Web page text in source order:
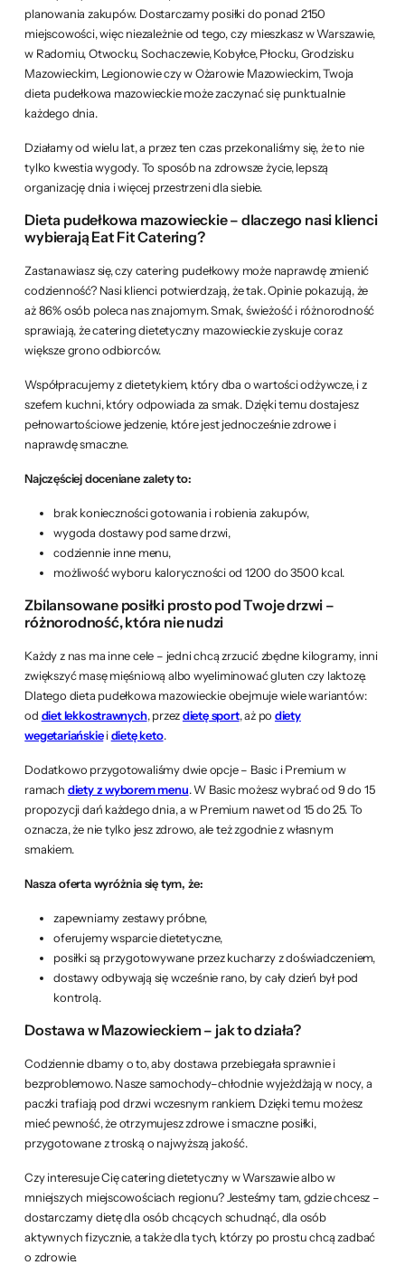
planowania zakupów. Dostarczamy posiłki do ponad 2150
miejscowości, więc niezależnie od tego, czy mieszkasz w Warszawie,
w Radomiu, Otwocku, Sochaczewie, Kobyłce, Płocku, Grodzisku
Mazowieckim, Legionowie czy w Ożarowie Mazowieckim, Twoja
dieta pudełkowa mazowieckie może zaczynać się punktualnie
każdego dnia.
Działamy od wielu lat, a przez ten czas przekonaliśmy się, że to nie
tylko kwestia wygody. To sposób na zdrowsze życie, lepszą
organizację dnia i więcej przestrzeni dla siebie.
Dieta pudełkowa mazowieckie – dlaczego nasi klienci
wybierają Eat Fit Catering?
Zastanawiasz się, czy catering pudełkowy może naprawdę zmienić
codzienność? Nasi klienci potwierdzają, że tak. Opinie pokazują, że
aż 86% osób poleca nas znajomym. Smak, świeżość i różnorodność
sprawiają, że catering dietetyczny mazowieckie zyskuje coraz
większe grono odbiorców.
Współpracujemy z dietetykiem, który dba o wartości odżywcze, i z
szefem kuchni, który odpowiada za smak. Dzięki temu dostajesz
pełnowartościowe jedzenie, które jest jednocześnie zdrowe i
naprawdę smaczne.
Najczęściej doceniane zalety to:
brak konieczności gotowania i robienia zakupów,
wygoda dostawy pod same drzwi,
codziennie inne menu,
możliwość wyboru kaloryczności od 1200 do 3500 kcal.
Zbilansowane posiłki prosto pod Twoje drzwi –
różnorodność, która nie nudzi
Każdy z nas ma inne cele – jedni chcą zrzucić zbędne kilogramy, inni
zwiększyć masę mięśniową albo wyeliminować gluten czy laktozę.
Dlatego dieta pudełkowa mazowieckie obejmuje wiele wariantów:
od diet lekkostrawnych, przezdietę sport, aż po diety
wegetariańskieidietę keto.
Dodatkowo przygotowaliśmy dwie opcje – Basic i Premium w
ramach diety z wyborem menu. W Basic możesz wybrać od 9 do 15
propozycji dań każdego dnia, a w Premium nawet od 15 do 25. To
oznacza, że nie tylko jesz zdrowo, ale też zgodnie z własnym
smakiem.
Nasza oferta wyróżnia się tym, że:
zapewniamy zestawy próbne,
oferujemy wsparcie dietetyczne,
posiłki są przygotowywane przez kucharzy z doświadczeniem,
dostawy odbywają się wcześnie rano, by cały dzień był pod
kontrolą.
Dostawa w Mazowieckiem – jak to działa?
Codziennie dbamy o to, aby dostawa przebiegała sprawnie i
bezproblemowo. Nasze samochody–chłodnie wyjeżdżają w nocy, a
paczki trafiają pod drzwi wczesnym rankiem. Dzięki temu możesz
mieć pewność, że otrzymujesz zdrowe i smaczne posiłki,
przygotowane z troską o najwyższą jakość.
Czy interesuje Cię catering dietetyczny w Warszawie albo w
mniejszych miejscowościach regionu? Jesteśmy tam, gdzie chcesz –
dostarczamy dietę dla osób chcących schudnąć, dla osób
aktywnych fizycznie, a także dla tych, którzy po prostu chcą zadbać
o zdrowie.